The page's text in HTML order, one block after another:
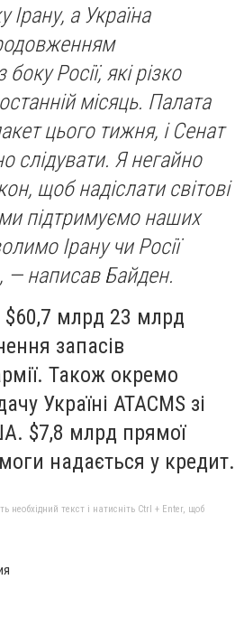
Ірану, а Україна
Росії, які різко
місяць. Палата
цього тижня, і Сенат
слідувати. Я негайно
щоб надіслати світові
підтримуємо наших
Ірану чи Росії
— написав Байден.
млрд 23 млрд
запасів
Також окремо
Україні ATACMS зі
$7,8 млрд прямої
надається у кредит.
необхідний текст і натисніть Ctrl + Enter, щоб